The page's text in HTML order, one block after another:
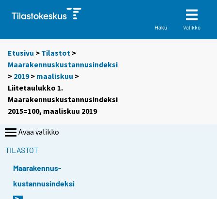
Haku Valikko
Etusivu > Tilastot >
Maarakennuskustannusindeksi
> 2019> maaliskuu >
Liitetaulukko 1.
Maarakennuskustannusindeksi
2015=100, maaliskuu 2019
Avaa valikko
TILASTOT
Maarakennus-
kustannusindeksi